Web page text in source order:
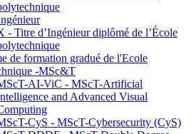
- Titre d’Ingénieur diplômé de l’École
de formation gradué de l'Ecole
-MSc&T
AI-ViC - MScT-Artificial
and Advanced Visual
CyS - MScT-Cybersecurity (CyS)